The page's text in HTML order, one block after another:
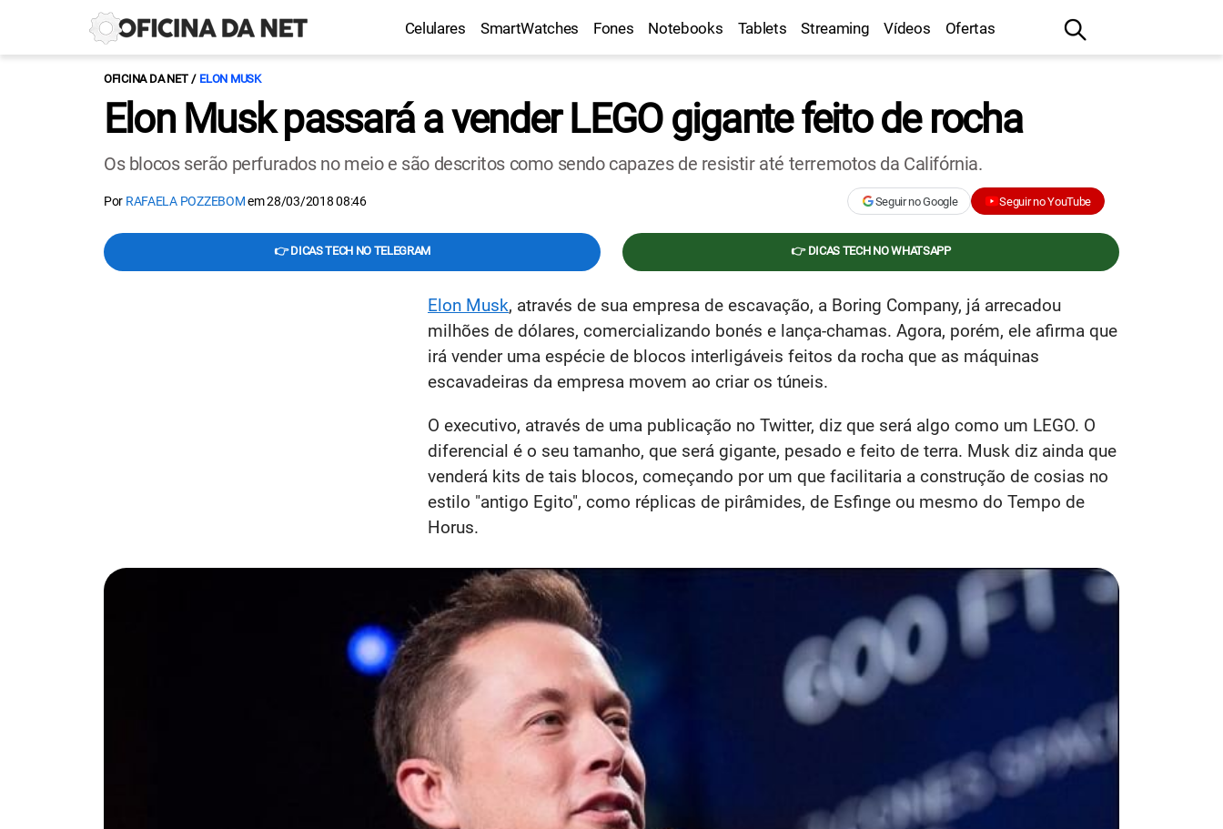
Celulares SmartWatches Fones Notebooks Tablets Streaming Vídeos Ofertas
OFICINA DA NET ELON MUSK
Elon Musk passará a vender LEGO gigante feito de rocha
Os blocos serão perfurados no meio e são descritos como sendo capazes de resistir até terremotos da Califórnia.
Por RAFAELA POZZEBOMem28/03/2018 08:46 Seguir no Google Seguir no YouTube
👉 DICAS TECH NO TELEGRAM 👉 DICAS TECH NO WHATSAPP
Elon Musk, através de sua empresa de escavação, a Boring Company, já arrecadou
milhões de dólares, comercializando bonés e lança-chamas. Agora, porém, ele afirma que
irá vender uma espécie de blocos interligáveis feitos da rocha que as máquinas
escavadeiras da empresa movem ao criar os túneis.
O executivo, através de uma publicação no Twitter, diz que será algo como um LEGO. O
diferencial é o seu tamanho, que será gigante, pesado e feito de terra. Musk diz ainda que
venderá kits de tais blocos, começando por um que facilitaria a construção de cosias no
estilo "antigo Egito", como réplicas de pirâmides, de Esfinge ou mesmo do Tempo de
Horus.